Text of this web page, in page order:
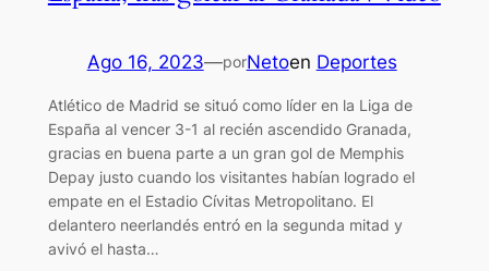
Ago 16, 2023—porNetoen Deportes
Atlético de Madrid se situó como líder en la Liga de
España al vencer 3-1 al recién ascendido Granada,
gracias en buena parte a un gran gol de Memphis
Depay justo cuando los visitantes habían logrado el
empate en el Estadio Cívitas Metropolitano. El
delantero neerlandés entró en la segunda mitad y
avivó el hasta…